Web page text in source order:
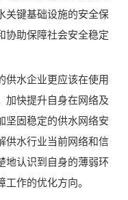
关键基础设施的安全保
协助保障社会安全稳定
水企业更应该在使用
加快提升自身在网络及
坚固稳定的供水网络安
供水行业当前网络和信
地认识到自身的薄弱环
作的优化方向。